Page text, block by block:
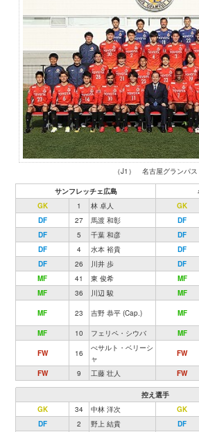
（J1） 名古屋グランパス
サンフレッチェ広島
GK
1 林 卓人 GK
DF
27 馬渡 和彰 DF
DF
5 千葉 和彦 DF
DF
4 水本 裕貴 DF
DF
26 川井 歩 DF
MF
41 東 俊希 MF
MF
36 川辺 駿 MF
MF 23 吉野 恭平 (Cap.) MF
MF
10 フェリペ・シウバ MF
FW 16
べサルト・ベリーシ
ャ
FW
FW 9 工藤 壮人 FW
控え選手
GK
34 中林 洋次 GK
DF
2 野上 結貴 DF